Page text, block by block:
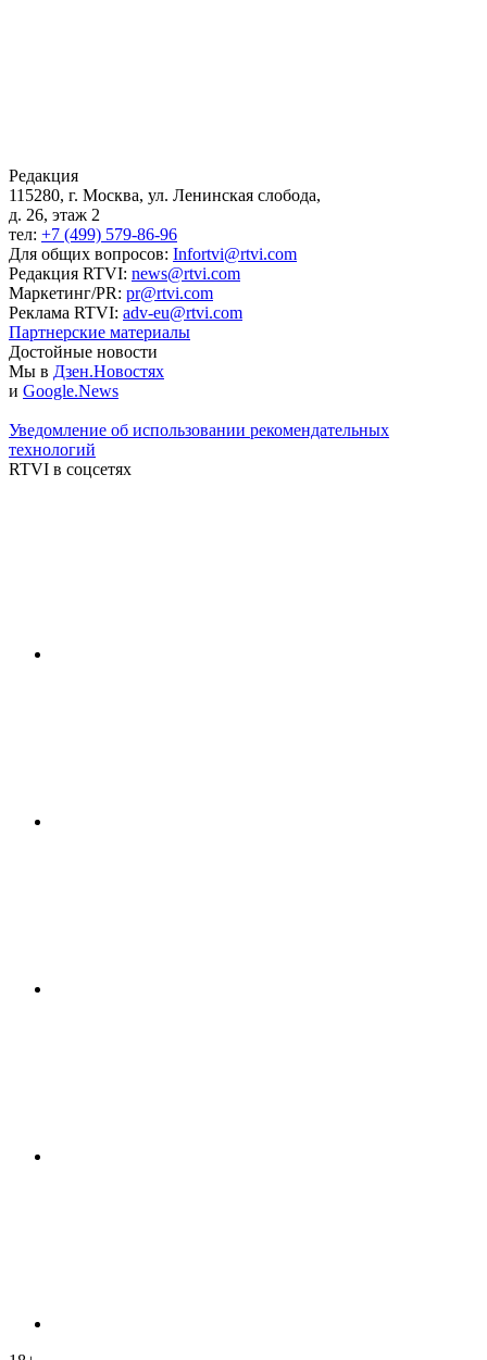
Редакция
115280, г. Москва, ул. Ленинская слобода,
д. 26, этаж 2
тел: +7 (499) 579-86-96
Для общих вопросов: Infortvi@rtvi.com
Редакция RTVI: news@rtvi.com
Маркетинг/PR: pr@rtvi.com
Реклама RTVI: adv-eu@rtvi.com
Партнерские материалы
Достойные новости
Мы в Дзен.Новостях
и Google.News
Уведомление об использовании рекомендательных
технологий
RTVI в соцсетях